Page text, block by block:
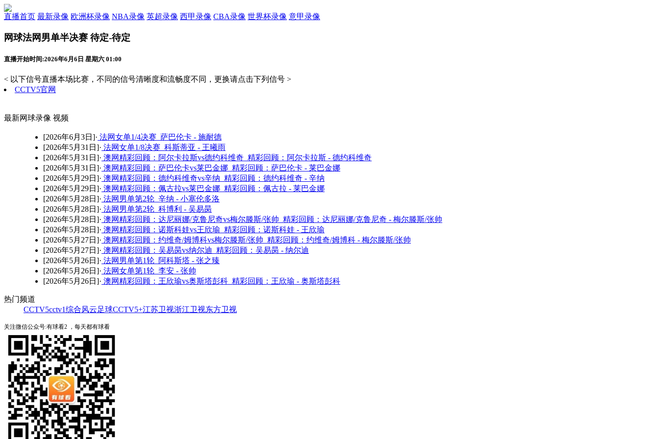
直播首页 最新录像 欧洲杯录像 NBA录像 英超录像 西甲录像 CBA录像 世界杯录像 意甲录像
网球法网男单半决赛 待定-待定
直播开始时间:2026年6月6日 星期六 01:00
< 以下信号直播本场比赛，不同的信号清晰度和流畅度不同，更换请点击下列信号 >
CCTV5官网
最新网球录像 视频
[2026年6月3日]· 法网女单1/4决赛 萨巴伦卡 - 施耐德
[2026年5月31日]· 法网女单1/8决赛 科斯蒂亚 - 王曦雨
[2026年5月31日]· 澳网精彩回顾：阿尔卡拉斯vs德约科维奇 精彩回顾：阿尔卡拉斯 - 德约科维奇
[2026年5月31日]· 澳网精彩回顾：萨巴伦卡vs莱巴金娜 精彩回顾：萨巴伦卡 - 莱巴金娜
[2026年5月29日]· 澳网精彩回顾：德约科维奇vs辛纳 精彩回顾：德约科维奇 - 辛纳
[2026年5月29日]· 澳网精彩回顾：佩古拉vs莱巴金娜 精彩回顾：佩古拉 - 莱巴金娜
[2026年5月28日]· 法网男单第2轮 辛纳 - 小塞伦多洛
[2026年5月28日]· 法网男单第2轮 科博利 - 吴易昺
[2026年5月28日]· 澳网精彩回顾：达尼丽娜/克鲁尼奇vs梅尔滕斯/张帅 精彩回顾：达尼丽娜/克鲁尼奇 - 梅尔滕斯/张帅
[2026年5月28日]· 澳网精彩回顾：诺斯科娃vs王欣瑜 精彩回顾：诺斯科娃 - 王欣瑜
[2026年5月27日]· 澳网精彩回顾：约维奇/姆博科vs梅尔滕斯/张帅 精彩回顾：约维奇/姆博科 - 梅尔滕斯/张帅
[2026年5月27日]· 澳网精彩回顾：吴易昺vs纳尔迪 精彩回顾：吴易昺 - 纳尔迪
[2026年5月26日]· 法网男单第1轮 阿科斯塔 - 张之臻
[2026年5月26日]· 法网女单第1轮 李安 - 张帅
[2026年5月26日]· 澳网精彩回顾：王欣瑜vs奥斯塔彭科 精彩回顾：王欣瑜 - 奥斯塔彭科
热门频道
CCTV5cctv1综合风云足球CCTV5+江苏卫视浙江卫视东方卫视
关注微信公众号:有球看2 ，每天都有球看